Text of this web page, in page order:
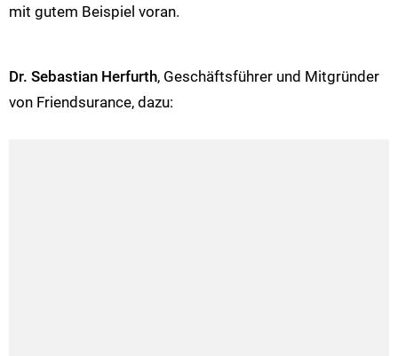
mit gutem Beispiel voran.
Dr. Sebastian Herfurth, Geschäftsführer und Mitgründer
von Friendsurance, dazu: